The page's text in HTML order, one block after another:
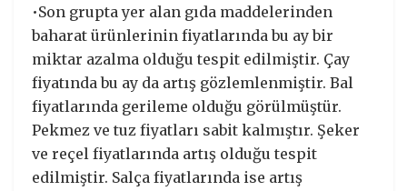
•Son grupta yer alan gıda maddelerinden
baharat ürünlerinin fiyatlarında bu ay bir
miktar azalma olduğu tespit edilmiştir. Çay
fiyatında bu ay da artış gözlemlenmiştir. Bal
fiyatlarında gerileme olduğu görülmüştür.
Pekmez ve tuz fiyatları sabit kalmıştır. Şeker
ve reçel fiyatlarında artış olduğu tespit
edilmiştir. Salça fiyatlarında ise artış